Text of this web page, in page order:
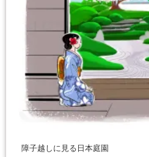
障子越しに見る日本庭園